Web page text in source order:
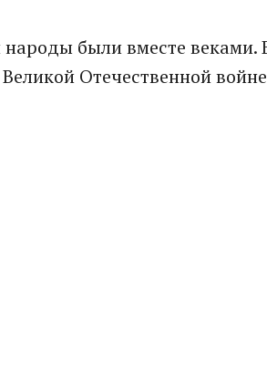
были вместе веками.
Отечественной